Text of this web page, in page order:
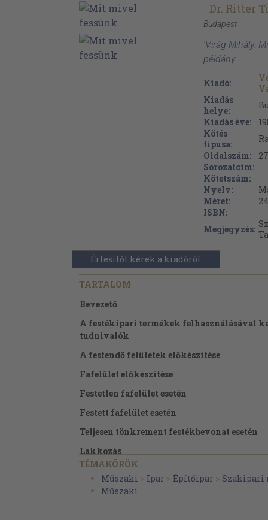
Dr. Ritter
Budapest
'Virág Mihály:
példány
Kiadó:
Kiadás
helye:
Kiadás éve:
Kötés
típusa:
Oldalszám:
Sorozatcím:
Kötetszám:
Nyelv:
Méret:
ISBN:
Megjegyzés:
Értesítőt kérek a kiadóról
TARTALOM
Bevezető
A festékipari termékek felhasználásával
tudnivalók
A festendő felületek előkészítése
Fafelület előkészítése
Festetlen fafelület esetén
Festett fafelület esetén
Teljesen tönkrement festékbevonat esetén
Lakkozás
Fémfelület előkészítése
Falfelületek előkészítése
TÉMAKÖRÖK
Műszaki > Ipar > Építőipar > Szakipari
Műszaki